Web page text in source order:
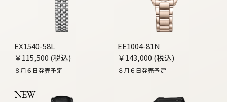
EX1540-58L
￥115,500 (税込)
８月６日発売予定
EE1004-81N
￥143,000 (税込)
８月６日発売予定
NEW